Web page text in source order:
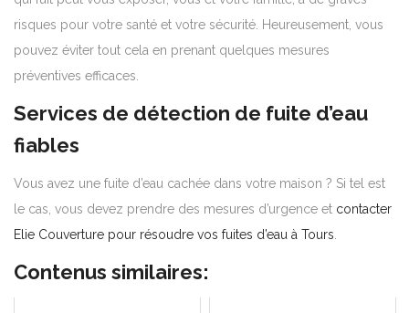
risques pour votre santé et votre sécurité. Heureusement, vous
pouvez éviter tout cela en prenant quelques mesures
préventives efficaces.
Services de détection de fuite d’eau
fiables
Vous avez une fuite d’eau cachée dans votre maison ? Si tel est
le cas, vous devez prendre des mesures d’urgence et contacter
Elie Couverture pour résoudre vos fuites d’eau à Tours.
Contenus similaires: